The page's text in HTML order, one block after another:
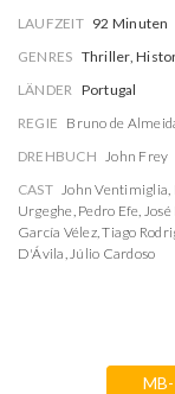
LAUFZEIT 92 Minuten
GENRES Thriller,
LÄNDER Portugal
REGIE Bruno de
DREHBUCH John Frey
CAST John Ventimiglia,
Urgeghe, Pedro Efe,
García Vélez,Tiago
D'Ávila,Júlio Cardoso